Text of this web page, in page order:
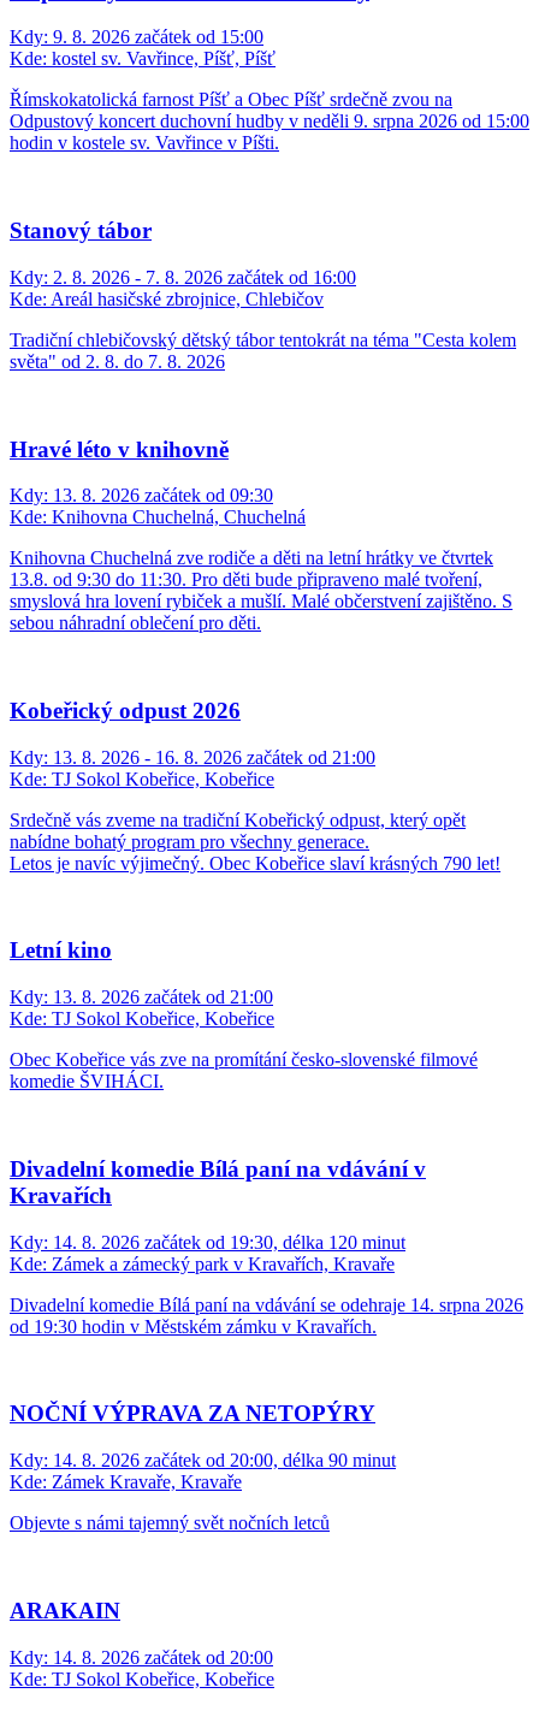
Letní kino - Někdo to rád v Plzni
Kdy:8. 8. 2026 začátek od 21:00
Vavřince*
Kdy:9. 8. 2026
Kde:Kostel sv. Vavřince, Píšť
Odpustový koncert duchovní hudby
Kdy:9. 8. 2026 začátek od 15:00
Kde:kostel sv. Vavřince, Píšť, Píšť
Římskokatolická farnost Píšť a Obec Píšť srdečně zvou na
Odpustový koncert duchovní hudby v neděli 9. srpna 2026 od 15:00
hodin v kostele sv. Vavřince v Píšti.
Stanový tábor
Kdy:2. 8. 2026 - 7. 8. 2026 začátek od 16:00
Kde:Areál hasičské zbrojnice, Chlebičov
Tradiční chlebičovský dětský tábor tentokrát na téma "Cesta kolem
světa" od 2. 8. do 7. 8. 2026
Hravé léto v knihovně
Kdy: 13. 8. 2026 začátek od 09:30
Kde:Knihovna Chuchelná, Chuchelná
Knihovna Chuchelná zve rodiče a děti na letní hrátky ve čtvrtek
13.8. od 9:30 do 11:30. Pro děti bude připraveno malé tvoření,
smyslová hra lovení rybiček a mušlí. Malé občerstvení zajištěno. S
Kobeřický odpust 2026
Kdy:13. 8. 2026 - 16. 8. 2026 začátek od 21:00
Kde:TJ Sokol Kobeřice, Kobeřice
Srdečně vás zveme na tradiční Kobeřický odpust, který opět
nabídne bohatý program pro všechny generace.
Kdy:13. 8. 2026 začátek od 21:00
Kde:
TJ Sokol Kobeřice, Kobeřice
Divadelní komedie Bílá paní na vdávání v
Kravařích